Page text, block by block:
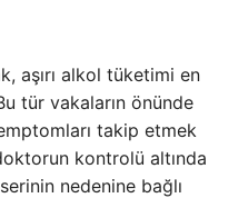
aşırı alkol tüketimi en
tür vakaların önünde
takip etmek
kontrolü altında
nedenine bağlı